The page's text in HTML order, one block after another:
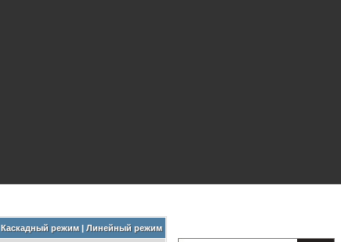
Каскадный режим| Линейный режим